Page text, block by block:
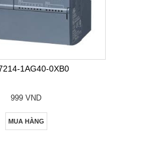
1AG40-0XB0
999 VND
MUA HÀNG